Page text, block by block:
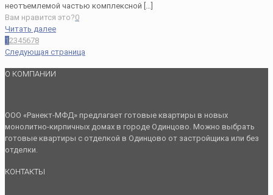
неотъемлемой частью комплексной […]
Вам нравится это?0
Читать далее
12345678
Следующая страница
О КОМПАНИИ
ООО «Ранект-МФД» предлагает готовые квартиры в новых
монолитно-кирпичных домах в городе Одинцово. Можно выбрать
готовые квартиры с отделкой в Одинцово от застройщика или без
отделки.
КОНТАКТЫ